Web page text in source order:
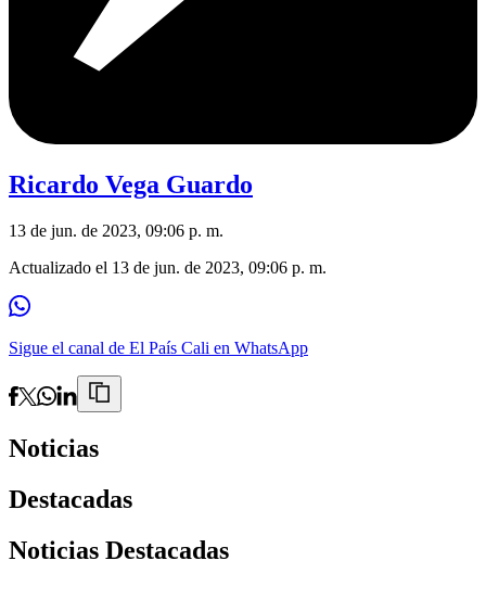
Ricardo Vega Guardo
13 de jun. de 2023, 09:06 p. m.
Actualizado el 13 de jun. de 2023, 09:06 p. m.
Sigue el canal de El País Cali en WhatsApp
Noticias
Destacadas
Noticias Destacadas